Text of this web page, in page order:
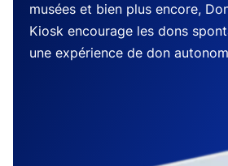
musées et bien plus encore,
Kiosk encourage les dons
une expérience de don